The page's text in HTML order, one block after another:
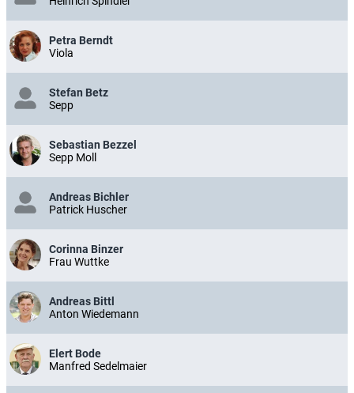
Petra Berndt
Viola
Stefan Betz
Sepp
Sebastian Bezzel
Sepp Moll
Andreas Bichler
Patrick Huscher
Corinna Binzer
Frau Wuttke
Andreas Bittl
Anton Wiedemann
Elert Bode
Manfred Sedelmaier